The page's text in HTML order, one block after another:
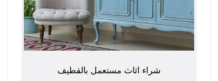
شراء اثاث مستعمل بالقطيف